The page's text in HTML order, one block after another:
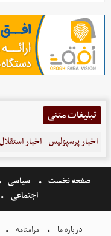
تبلیغات متنی
اخبار پرسپولیس اخبار استقلال
صفحه نخست سیاسی
اجتماعی
درباره ما مرامنامه